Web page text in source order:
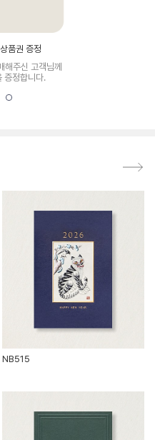
품권 증정
해주신 고객님께
증정합니다.
NB515